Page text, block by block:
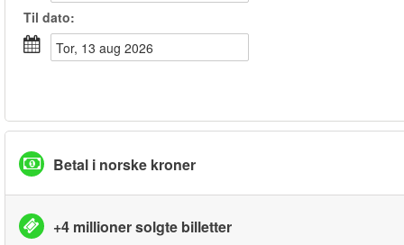
Til dato:
tor, 13 aug 2026
Betal i norske kroner
+4 millioner solgte billetter